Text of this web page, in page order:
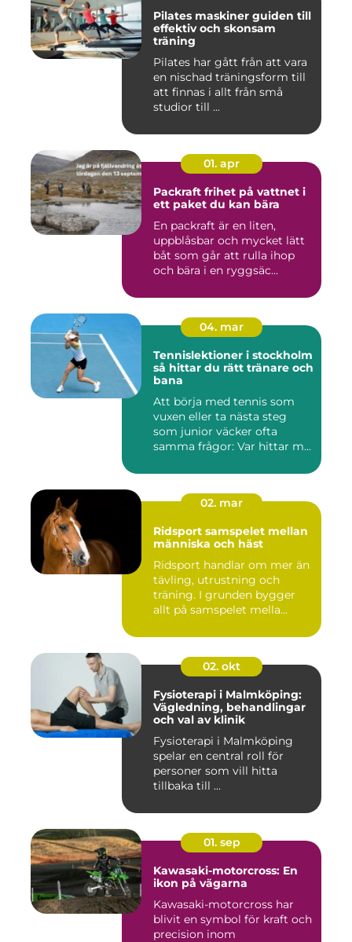
Pilates maskiner guiden till
effektiv och skonsam
träning
Pilates har gått från att vara
en nischad träningsform till
att finnas i allt från små
studior till ...
01. apr
Packraft frihet på vattnet i
ett paket du kan bära
En packraft är en liten,
uppblåsbar och mycket lätt
båt som går att rulla ihop
och bära i en ryggsäc...
04. mar
Tennislektioner i stockholm
så hittar du rätt tränare och
bana
Att börja med tennis som
vuxen eller ta nästa steg
som junior väcker ofta
samma frågor: Var hittar m...
02. mar
Ridsport samspelet mellan
människa och häst
Ridsport handlar om mer än
tävling, utrustning och
träning. I grunden bygger
allt på samspelet mella...
02. okt
Fysioterapi i Malmköping:
Vägledning, behandlingar
och val av klinik
Fysioterapi i Malmköping
spelar en central roll för
personer som vill hitta
tillbaka till ...
01. sep
Kawasaki-motorcross: En
ikon på vägarna
Kawasaki-motorcross har
blivit en symbol för kraft och
precision inom